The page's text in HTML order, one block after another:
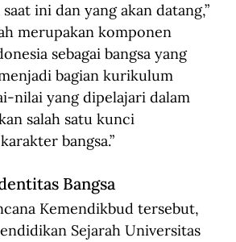
ini dan yang akan datang,”
merupakan komponen
sebagai bangsa yang
bagian kurikulum
nilai yang dipelajari dalam
salah satu kunci
bangsa.”
Bangsa
Kemendikbud tersebut,
Sejarah Universitas